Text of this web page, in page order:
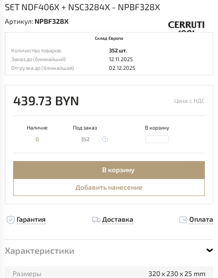
SET NDF406X + NSC3284X - NPBF328X
Артикул: NPBF328X
Склад Европа
Количество товаров:
352 шт.
Заказ до (ближайший)
12.11.2025
Отгрузка до (ближайшая)
02.12.2025
439.73 BYN Цена с НДС
Наличие Под заказ
В корзину
0
352
В корзину
Добавить нанесение
Гарантия Доставка Оплата
Характеристики
Размеры
320 x 230 x 25 mm